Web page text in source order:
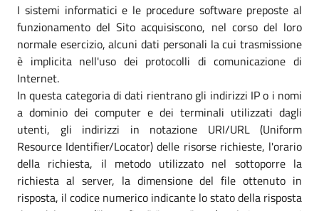
I sistemi informatici e le procedure software preposte al
funzionamento del Sito acquisiscono, nel corso del loro
normale esercizio, alcuni dati personali la cui trasmissione
è implicita nell'uso dei protocolli di comunicazione di
Internet.
In questa categoria di dati rientrano gli indirizzi IP o i nomi
a dominio dei computer e dei terminali utilizzati dagli
utenti, gli indirizzi in notazione URI/URL (Uniform
Resource Identifier/Locator) delle risorse richieste, l'orario
della richiesta, il metodo utilizzato nel sottoporre la
richiesta al server, la dimensione del file ottenuto in
risposta, il codice numerico indicante lo stato della risposta